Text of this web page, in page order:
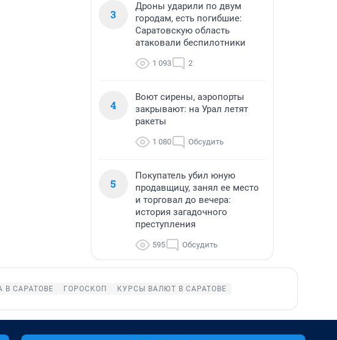
3
Дроны ударили по двум
городам, есть погибшие:
Саратовскую область
атаковали беспилотники
1 093 2
4
Воют сирены, аэропорты
закрывают: на Урал летят
ракеты
1 080 Обсудить
5
Покупатель убил юную
продавщицу, занял ее место
и торговал до вечера:
история загадочного
преступления
595 Обсудить
В САРАТОВЕ ГОРОСКОП КУРСЫ ВАЛЮТ В САРАТОВЕ